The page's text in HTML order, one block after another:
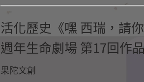
活化歷史《嘿 西瑞，請
週年生命劇場 第17回作
果陀文創